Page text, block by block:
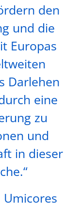
den
und die
Europas
Darlehen
eine
zu
und
in dieser
Umicores